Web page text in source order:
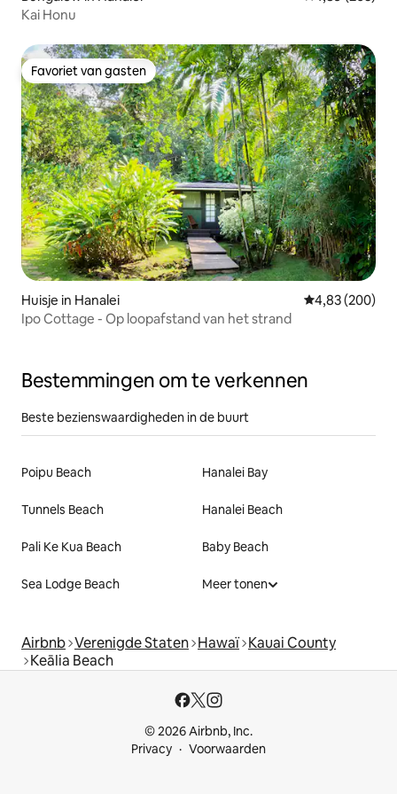
Kai Honu
Favoriet van gasten
Favoriet van gasten
Huisje in Hanalei Gemiddelde
4,83 (200)
Ipo Cottage - Op loopafstand van het strand
Bestemmingen om te verkennen
Beste bezienswaardigheden in de buurt
Poipu Beach Hanalei Bay
Tunnels Beach Hanalei Beach
Pali Ke Kua Beach Baby Beach
Sea Lodge Beach Meer tonen
Airbnb Verenigde Staten Hawaï Kauai County
Keālia Beach
© 2026 Airbnb, Inc.
Privacy
Voorwaarden